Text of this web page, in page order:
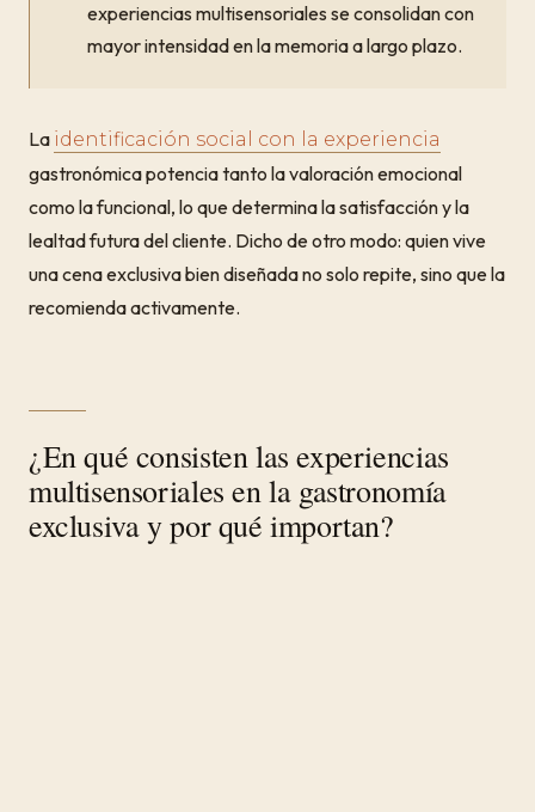
experiencias multisensoriales se consolidan con
mayor intensidad en la memoria a largo plazo.
La identificación social con la experiencia
gastronómica potencia tanto la valoración emocional
como la funcional, lo que determina la satisfacción y la
lealtad futura del cliente. Dicho de otro modo: quien vive
una cena exclusiva bien diseñada no solo repite, sino que la
recomienda activamente.
¿En qué consisten las experiencias
multisensoriales en la gastronomía
exclusiva y por qué importan?